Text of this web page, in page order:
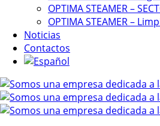
OPTIMA STEAMER –
OPTIMA STEAMER –
Noticias
Contactos